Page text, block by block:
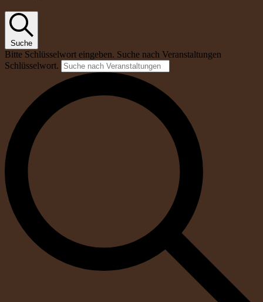
Suche
Bitte Schlüsselwort eingeben. Suche nach Veranstaltungen
Schlüsselwort.